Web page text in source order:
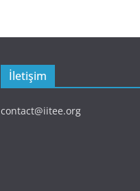
İletişim
contact@iitee.org